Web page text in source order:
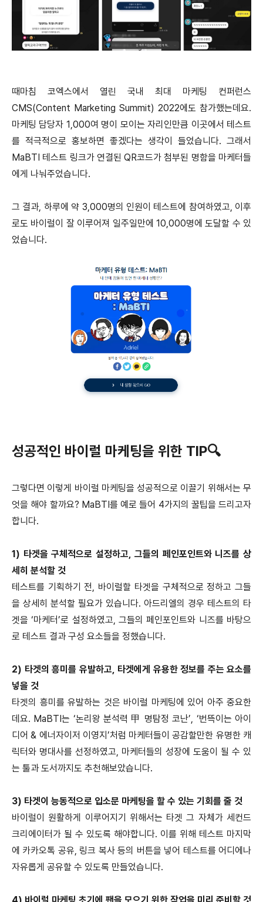
때마침 코엑스에서 열린 국내 최대 마케팅 컨퍼런스
CMS(Content Marketing Summit) 2022에도 참가했는데요.
마케팅 담당자 1,000여 명이 모이는 자리인만큼 이곳에서 테스트
를 적극적으로 홍보하면 좋겠다는 생각이 들었습니다. 그래서
MaBTI 테스트 링크가 연결된 QR코드가 첨부된 명함을 마케터들
에게 나눠주었습니다.
그 결과, 하루에 약 3,000명의 인원이 테스트에 참여하였고, 이후
로도 바이럴이 잘 이루어져 일주일만에 10,000명에 도달할 수 있
었습니다.
성공적인 바이럴 마케팅을 위한 TIP🔍
그렇다면 이렇게 바이럴 마케팅을 성공적으로 이끌기 위해서는 무
엇을 해야 할까요? MaBTI를 예로 들어 4가지의 꿀팁을 드리고자
합니다.
1) 타겟을 구체적으로 설정하고, 그들의 페인포인트와 니즈를 상
세히 분석할 것
테스트를 기획하기 전, 바이럴할 타겟을 구체적으로 정하고 그들
을 상세히 분석할 필요가 있습니다. 아드리엘의 경우 테스트의 타
겟을 ‘마케터’로 설정하였고, 그들의 페인포인트와 니즈를 바탕으
로 테스트 결과 구성 요소들을 정했습니다.
2) 타겟의 흥미를 유발하고, 타겟에게 유용한 정보를 주는 요소를
넣을 것
타겟의 흥미를 유발하는 것은 바이럴 마케팅에 있어 아주 중요한
데요. MaBTI는 ‘논리왕 분석력 甲 명탐정 코난’, ‘번뜩이는 아이
디어 & 에너자이저 이영지’처럼 마케터들이 공감할만한 유명한 캐
릭터와 명대사를 선정하였고, 마케터들의 성장에 도움이 될 수 있
는 툴과 도서까지도 추천해보았습니다.
3) 타겟이 능동적으로 입소문 마케팅을 할 수 있는 기회를 줄 것
바이럴이 원활하게 이루어지기 위해서는 타겟 그 자체가 세컨드
크리에이터가 될 수 있도록 해야합니다. 이를 위해 테스트 마지막
에 카카오톡 공유, 링크 복사 등의 버튼을 넣어 테스트를 어디에나
자유롭게 공유할 수 있도록 만들었습니다.